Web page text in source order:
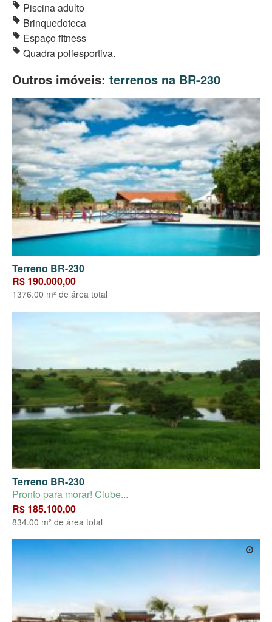
Piscina adulto
Brinquedoteca
Espaço fitness
Quadra poliesportiva.
Outros imóveis: terrenos na BR-230
Terreno BR-230
R$ 190.000,00
1376.00 m² de área total
Terreno BR-230
Pronto para morar! Clube...
R$ 185.100,00
834.00 m² de área total